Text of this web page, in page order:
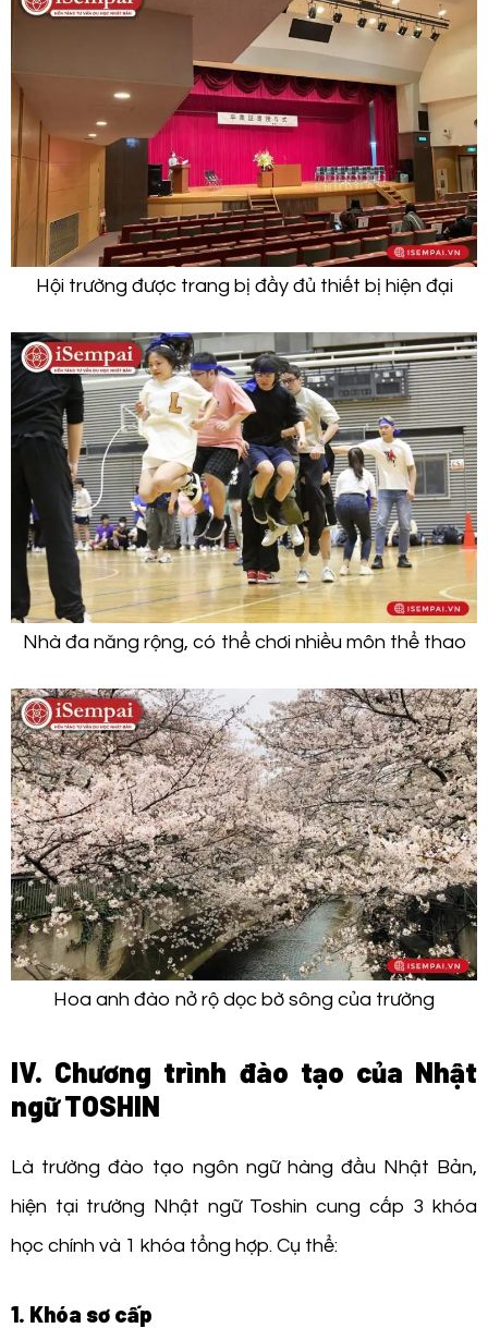
Hội trường được trang bị đầy đủ thiết bị hiện đại
Nhà đa năng rộng, có thể chơi nhiều môn thể thao
Hoa anh đào nở rộ dọc bờ sông của trường
IV. Chương trình đào tạo của Nhật
ngữ TOSHIN
Là trường đào tạo ngôn ngữ hàng đầu Nhật Bản,
hiện tại trường Nhật ngữ Toshin cung cấp 3 khóa
học chính và 1 khóa tổng hợp. Cụ thể:
1. Khóa sơ cấp